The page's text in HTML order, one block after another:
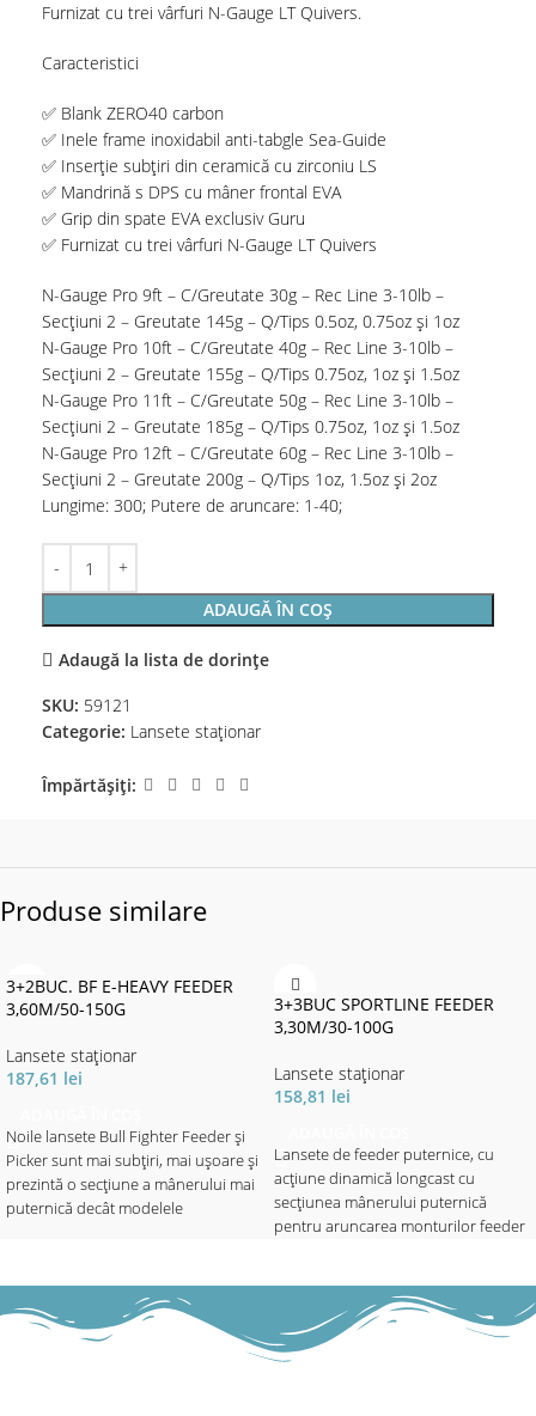
Furnizat cu trei vârfuri N-Gauge LT Quivers.
Caracteristici
✅ Blank ZERO40 carbon
✅ Inele frame inoxidabil anti-tabgle Sea-Guide
✅ Inserție subțiri din ceramică cu zirconiu LS
✅ Mandrină s DPS cu mâner frontal EVA
✅ Grip din spate EVA exclusiv Guru
✅ Furnizat cu trei vârfuri N-Gauge LT Quivers
N-Gauge Pro 9ft – C/Greutate 30g – Rec Line 3-10lb –
Secțiuni 2 – Greutate 145g – Q/Tips 0.5oz, 0.75oz și 1oz
N-Gauge Pro 10ft – C/Greutate 40g – Rec Line 3-10lb –
Secțiuni 2 – Greutate 155g – Q/Tips 0.75oz, 1oz și 1.5oz
N-Gauge Pro 11ft – C/Greutate 50g – Rec Line 3-10lb –
Secțiuni 2 – Greutate 185g – Q/Tips 0.75oz, 1oz și 1.5oz
N-Gauge Pro 12ft – C/Greutate 60g – Rec Line 3-10lb –
Secțiuni 2 – Greutate 200g – Q/Tips 1oz, 1.5oz și 2oz
Lungime: 300; Putere de aruncare: 1-40;
ADAUGĂ ÎN COȘ
Adaugă la lista de dorințe
SKU: 59121
Categorie: Lansete staţionar
Împărtășiți:
Produse similare
3+2BUC. BF E-HEAVY FEEDER
3,60M/50-150G
Lansete staţionar
187,61 lei
Noile lansete Bull Fighter Feeder și
Picker sunt mai subțiri, mai ușoare și
prezintă o secțiune a mânerului mai
puternică decât modelele
oferă mult mai mult decât vă
așteptați. Dincolo de design, care ar
excela și l ansetele mult mai scumpe,
3+3BUC SPORTLINE FEEDER
3,30M/30-100G
Lansete staţionar
158,81 lei
Lansete de feeder puternice, cu
acțiune dinamică longcast cu
secţiunea mânerului puternică
pentru aruncarea monturilor feeder
Livrat cu 3 vărfuri quiver:
roșu = H-rigid; galben = M-mediu;
verde = L-light